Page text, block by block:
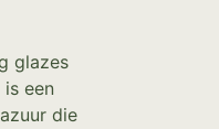
glazes
is een
die